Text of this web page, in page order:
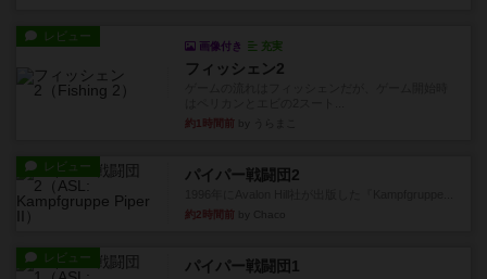
レビュー
画像付き 充実
フィッシェン2
約1時間前
レビュー パイパー戦闘団2
約2時間前
レビュー パイパー戦闘団1